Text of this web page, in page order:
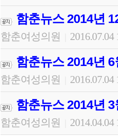
함춘뉴스 2014년
함춘여성의원
함춘뉴스 2014년
함춘여성의원
함춘뉴스 2014년
함춘여성의원